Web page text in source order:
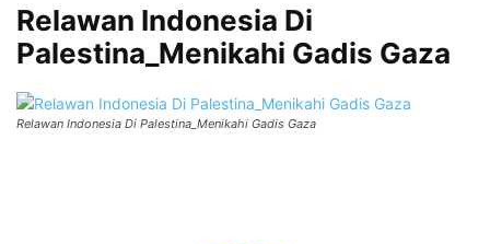
Relawan Indonesia Di
Palestina_Menikahi Gadis Gaza
Relawan Indonesia Di Palestina_Menikahi Gadis Gaza